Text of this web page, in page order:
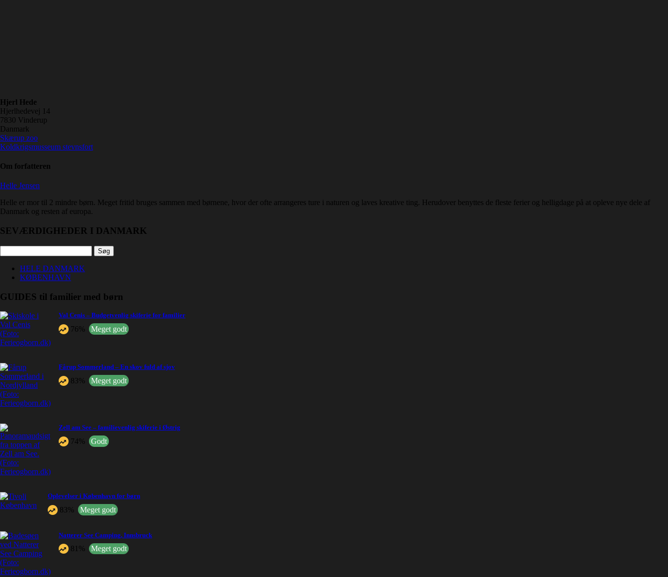
Hjerl Hede
Hjerlhedevej 14
7830 Vinderup
Danmark
Skærup zoo
Koldkrigsmusseum stevnsfort
Om forfatteren
Helle Jensen
Helle er mor til 2 mindre børn. Meget fritid bruges sammen med børnene, hvor der ofte arrangeres ture i naturen og laves kreative ting. Herudover benyttes de fleste ferier og helligdage på at opleve nye dele af
Danmark og resten af europa.
SEVÆRDIGHEDER I DANMARK
efter:
HELE DANMARK
KØBENHAVN
GUIDES til familier med børn
Val Cenis – Budgetvenlig skiferie for familier
76% Meget godt
Fårup Sommerland – En skov fuld af sjov
83% Meget godt
Zell am See – familievenlig skiferie i Østrig
74% Godt
Oplevelser i København for børn
83% Meget godt
Natterer See Camping, Innsbruck
81% Meget godt